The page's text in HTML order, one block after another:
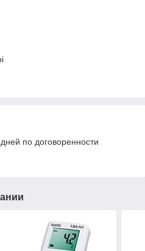
по договоренности